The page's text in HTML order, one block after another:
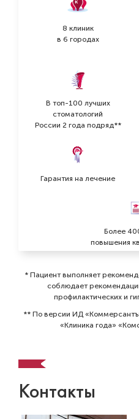
8 клиник
в 6 городах
В топ-100 лучших
стоматологий
России 2 года подряд**
Гарантия на лечение
Более
повышения
* Пациент выполняет
соблюдает
профилактических и
** По версии ИД
«Клиника года»
Контакты